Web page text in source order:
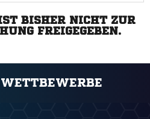
BISHER NICHT ZUR
FREIGEGEBEN.